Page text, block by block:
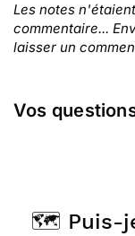
Les notes
commentaire...
laisser un
Vos
🗺️ Puis-